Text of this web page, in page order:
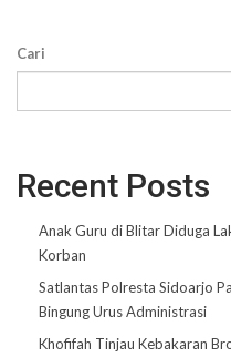
Cari
Recent Posts
Anak Guru di Blitar Diduga
Korban
Satlantas Polresta Sidoarjo
Bingung Urus Administrasi
Khofifah Tinjau Kebakaran